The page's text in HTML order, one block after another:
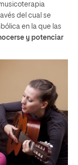
del cual se
en la que las
y potenciar